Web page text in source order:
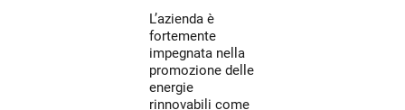
L’azienda è
fortemente
impegnata nella
promozione delle
energie
rinnovabili come